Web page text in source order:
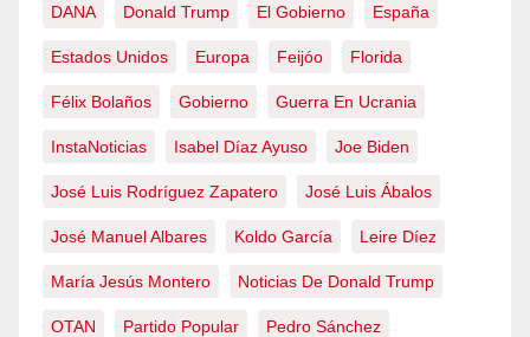
DANA Donald Trump El Gobierno España
Estados Unidos Europa Feijóo Florida
Félix Bolaños Gobierno Guerra En Ucrania
InstaNoticias Isabel Díaz Ayuso Joe Biden
José Luis Rodríguez Zapatero José Luis Ábalos
José Manuel Albares Koldo García Leire Díez
María Jesús Montero Noticias De Donald Trump
OTAN Partido Popular Pedro Sánchez